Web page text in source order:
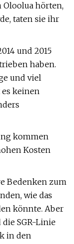
hörten,
taten sie ihr
und 2015
haben.
und viel
keinen
kommen
Kosten
Bedenken zum
wie das
könnte. Aber
SGR-Linie
in den